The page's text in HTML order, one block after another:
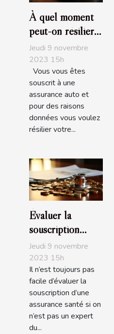
À quel moment
peut-on résilier
son assurance
auto?
Jeudi 9 novembre
2023 15h
Vous vous êtes
souscrit à une
assurance auto et
pour des raisons
données vous voulez
résilier votre...
Évaluer la
souscription
d’une assurance
santé : comment
s’y prendre ?
Jeudi 9 novembre
2023 15h
Il n’est toujours pas
facile d’évaluer la
souscription d’une
assurance santé si on
n’est pas un expert
du...